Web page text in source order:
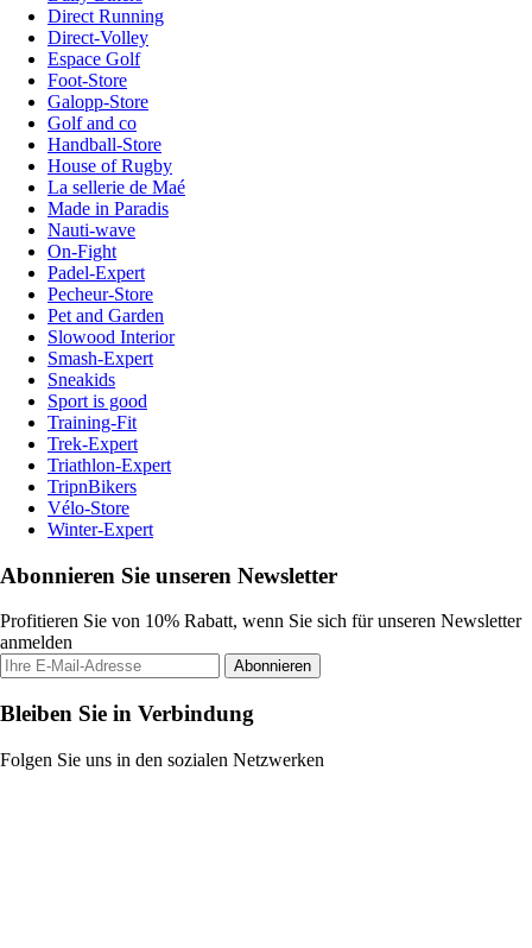
Direct Running
Direct-Volley
Espace Golf
Foot-Store
Galopp-Store
Golf and co
Handball-Store
House of Rugby
La sellerie de Maé
Made in Paradis
Nauti-wave
On-Fight
Padel-Expert
Pecheur-Store
Pet and Garden
Slowood Interior
Smash-Expert
Sneakids
Sport is good
Training-Fit
Trek-Expert
Triathlon-Expert
TripnBikers
Vélo-Store
Winter-Expert
Abonnieren Sie unseren Newsletter
Profitieren Sie von 10% Rabatt, wenn Sie sich für unseren Newsletter
anmelden
Abonnieren
Bleiben Sie in Verbindung
Folgen Sie uns in den sozialen Netzwerken